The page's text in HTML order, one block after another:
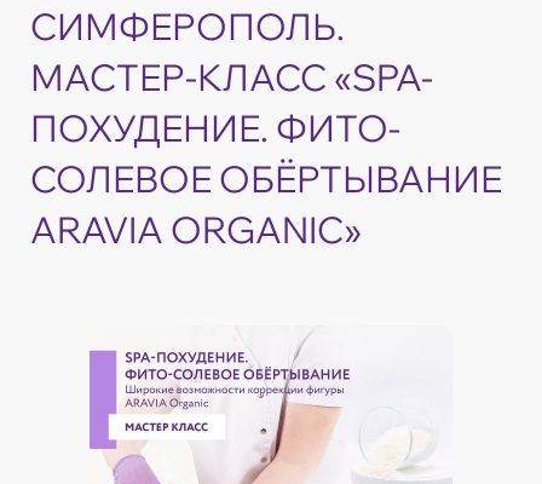
СИМФЕРОПОЛЬ.
МАСТЕР-КЛАСС «SPA-
ПОХУДЕНИЕ. ФИТО-
СОЛЕВОЕ ОБЁРТЫВАНИЕ
ARAVIA ORGANIC»